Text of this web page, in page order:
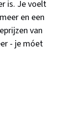
is. Je voelt
en een
van
- je móet